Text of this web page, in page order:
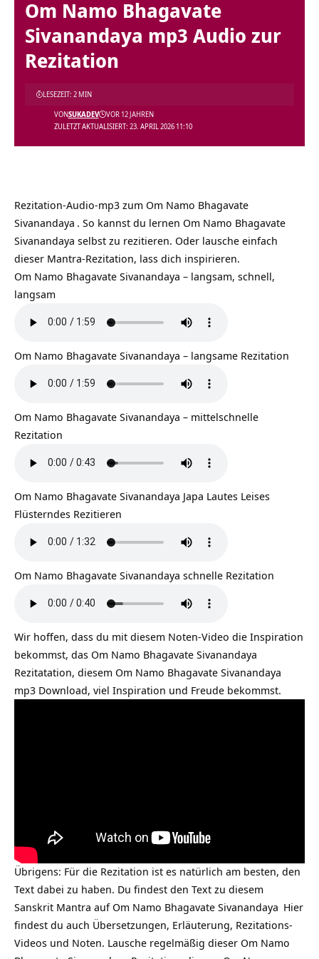
Om Namo Bhagavate
Sivanandaya mp3 Audio zur
Rezitation
ZULETZT AKTUALISIERT: 23. APRIL 2026 11:10
VONSUKADEV VOR 12 JAHREN
LESEZEIT: 2 MIN
Rezitation-Audio-mp3 zum Om Namo Bhagavate
Sivanandaya . So kannst du lernen Om Namo Bhagavate
Sivanandaya selbst zu rezitieren. Oder lausche einfach
dieser Mantra-Rezitation, lass dich inspirieren.
Om Namo Bhagavate Sivanandaya – langsam, schnell,
langsam
Om Namo Bhagavate Sivanandaya – langsame Rezitation
Om Namo Bhagavate Sivanandaya – mittelschnelle
Rezitation
Om Namo Bhagavate Sivanandaya Japa Lautes Leises
Flüsterndes Rezitieren
Om Namo Bhagavate Sivanandaya schnelle Rezitation
Wir hoffen, dass du mit diesem Noten-Video die Inspiration
bekommst, das Om Namo Bhagavate Sivanandaya
Rezitatation, diesem Om Namo Bhagavate Sivanandaya
mp3 Download, viel Inspiration und Freude bekommst.
Übrigens: Für die Rezitation ist es natürlich am besten, den
Text dabei zu haben. Du findest den Text zu diesem
Sanskrit Mantra aufOm Namo Bhagavate Sivanandaya Hier
findest du auch Übersetzungen, Erläuterung, Rezitations-
Videos und Noten. Lausche regelmäßig dieser Om Namo